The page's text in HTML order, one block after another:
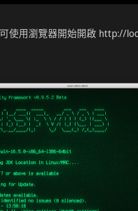
使用瀏覽器開始開啟 http://